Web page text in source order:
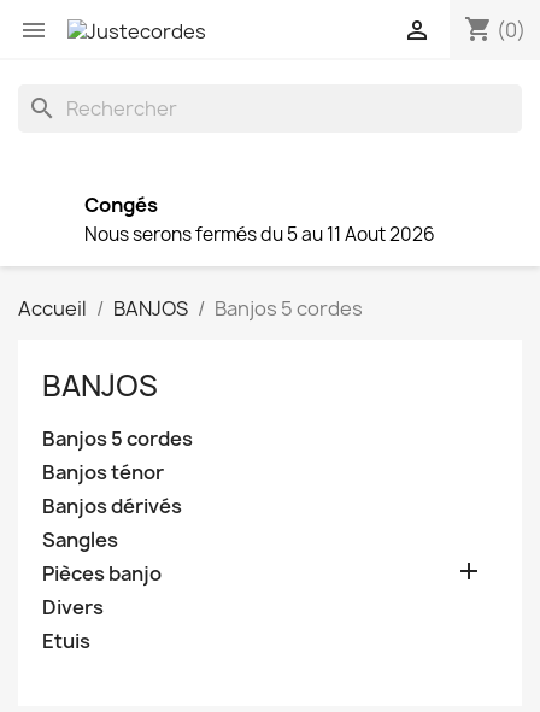
 shopping_cart (0)

search
Congés
Nous serons fermés du 5 au 11 Aout 2026
Accueil BANJOS Banjos 5 cordes
BANJOS
Banjos 5 cordes
Banjos ténor
Banjos dérivés
Sangles
Pièces banjo

Divers
Etuis